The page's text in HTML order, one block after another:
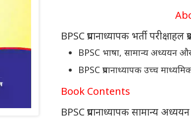
BPSC प्रधानाध्यापक भर्ती परीक्षाहल
BPSC भाषा, सामान्य अध्ययन
BPSC प्रधानाध्यापक उच्च
Book Contents
BPSC प्रधानाध्यापक सामान्य अध्ययन